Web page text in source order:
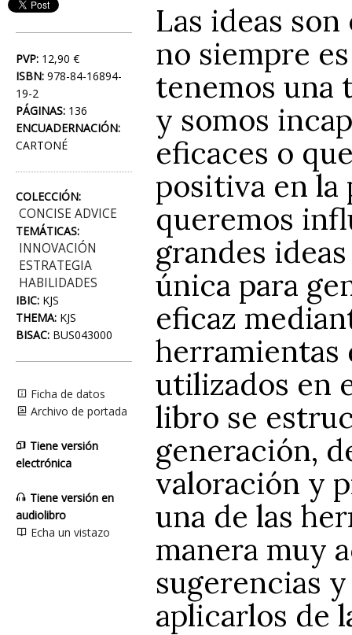
PVP: 12,90 €
ISBN: 978-84-16894-
19-2
PÁGINAS: 136
ENCUADERNACIÓN:
CARTONÉ
COLECCIÓN:
CONCISE ADVICE
TEMÁTICAS:
INNOVACIÓN
ESTRATEGIA
HABILIDADES
IBIC: KJS
THEMA: KJS
BISAC: BUS043000
Ficha de datos
Archivo de portada
Tiene versión
electrónica
Tiene versión en
audiolibro
Echa un vistazo
Las ideas
no siempre
tenemos una
y somos
eficaces o
positiva en la
queremos
grandes
única para
eficaz
herramientas
utilizados en
libro se
generación,
valoración y
una de las
manera muy
sugerencias
aplicarlos de